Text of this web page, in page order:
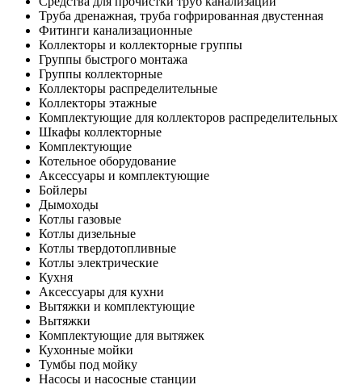
Труба дренажная, труба гофрированная двустенная
Фитинги канализационные
Коллекторы и коллекторные группы
Группы быстрого монтажа
Группы коллекторные
Коллекторы распределительные
Коллекторы этажные
Комплектующие для коллекторов распределительных
Шкафы коллекторные
Комплектующие
Котельное оборудование
Аксессуары и комплектующие
Бойлеры
Дымоходы
Котлы газовые
Котлы дизельные
Котлы твердотопливные
Котлы электрические
Кухня
Аксессуары для кухни
Вытяжки и комплектующие
Вытяжки
Комплектующие для вытяжек
Кухонные мойки
Тумбы под мойку
Насосы и насосные станции